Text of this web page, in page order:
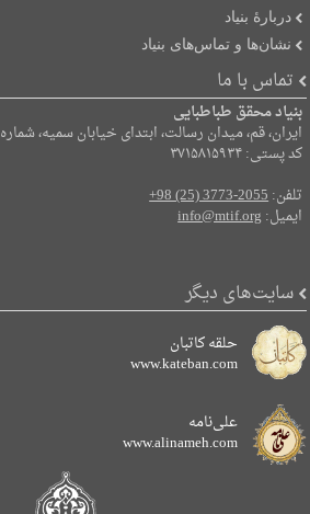
دربارۀ بنیاد
نشان‌ها و تماس‌های بنیاد
تماس با ما
بنیاد محقق طباطبایی
ایران، قم، میدان رسالت، ابتدای خیابان سمیه، شماره ۱۵.
کد پستی: ۳۷۱۵۸۱۵۹۳۴
تلفن:+98 (25) 3773-2055
ایمیل:info@mtif.org
سایت‌های دیگر
حلقه کاتبان
www.kateban.com
علی‌نامه
www.alinameh.com